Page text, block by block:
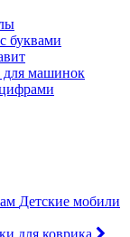
буквами
для машинок
Детские мобили
для коврика